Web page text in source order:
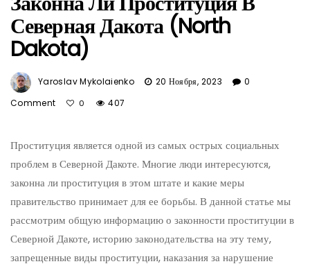
Северная Дакота (North
Dakota)
Yaroslav Mykolaienko 20 Ноября, 2023
0
Comment
0 407
Проституция является одной из самых острых социальных
проблем в Северной Дакоте. Многие люди интересуются,
законна ли проституция в этом штате и какие меры
правительство принимает для ее борьбы. В данной статье мы
рассмотрим общую информацию о законности проституции в
Северной Дакоте, историю законодательства на эту тему,
запрещенные виды проституции, наказания за нарушение